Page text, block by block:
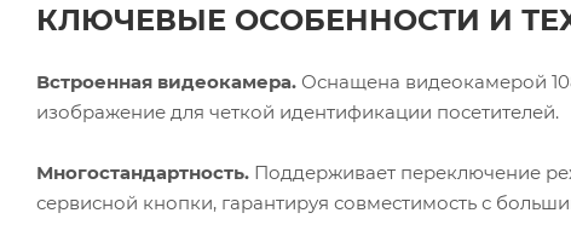
КЛЮЧЕВЫЕ ОСОБЕННОСТИ И
Встроенная видеокамера. Оснащена видеокамерой
изображение для четкой идентификации посетителей.
Многостандартность. Поддерживает переключение
сервисной кнопки, гарантируя совместимость с